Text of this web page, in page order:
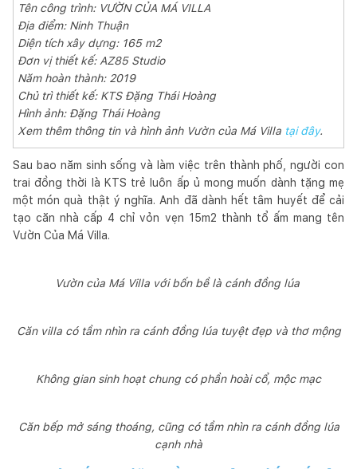
Tên công trình: VƯỜN CỦA MÁ VILLA
Địa điểm: Ninh Thuận
Diện tích xây dựng: 165 m2
Đơn vị thiết kế: AZ85 Studio
Năm hoàn thành: 2019
Chủ trì thiết kế: KTS Đặng Thái Hoàng​
Hình ảnh: Đặng Thái Hoàng
Xem thêm thông tin và hình ảnh Vườn của Má Villa tại đây.
Sau bao năm sinh sống và làm việc trên thành phố, người con
trai đồng thời là KTS trẻ luôn ấp ủ mong muốn dành tặng mẹ
một món quà thật ý nghĩa. Anh đã dành hết tâm huyết để cải
tạo căn nhà cấp 4 chỉ vỏn vẹn 15m2 thành tổ ấm mang tên
Vườn Của Má Villa.
Vườn của Má Villa với bốn bề là cánh đồng lúa
Căn villa có tầm nhìn ra cánh đồng lúa tuyệt đẹp và thơ mộng
Không gian sinh hoạt chung có phần hoài cổ, mộc mạc
Căn bếp mở sáng thoáng, cũng có tầm nhìn ra cánh đồng lúa
cạnh nhà